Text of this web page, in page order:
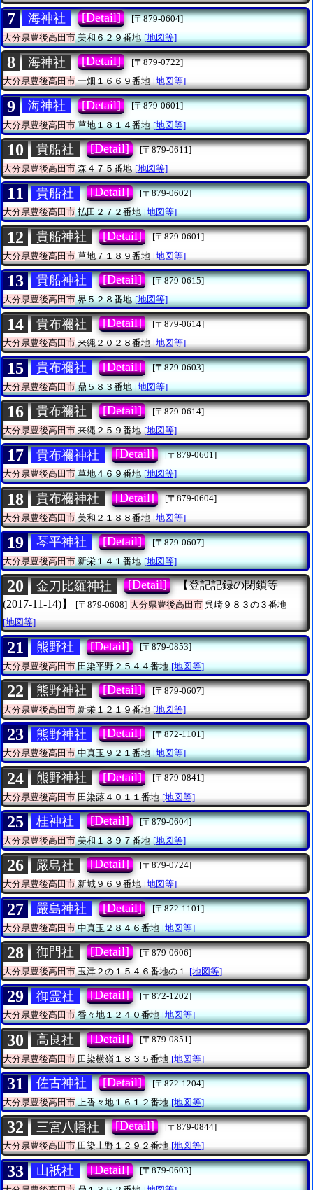
7 海神社 [Detail]
[〒879-0604]
大分県豊後高田市美和６２９番地 [地図等]
8 海神社 [Detail]
[〒879-0722]
大分県豊後高田市一畑１６６９番地 [地図等]
9 海神社 [Detail]
[〒879-0601]
大分県豊後高田市草地１８１４番地 [地図等]
10 貴船社 [Detail]
[〒879-0611]
大分県豊後高田市 森４７５番地 [地図等]
11 貴船社 [Detail]
[〒879-0602]
大分県豊後高田市払田２７２番地 [地図等]
12 貴船神社 [Detail]
[〒879-0601]
大分県豊後高田市 草地７１８９番地 [地図等]
13 貴船神社 [Detail]
[〒879-0615]
大分県豊後高田市界５２８番地 [地図等]
14 貴布禰社 [Detail]
[〒879-0614]
大分県豊後高田市来縄２０２８番地 [地図等]
15 貴布禰社 [Detail]
[〒879-0603]
大分県豊後高田市鼎５８３番地 [地図等]
16 貴布禰社 [Detail]
[〒879-0614]
大分県豊後高田市 来縄２５９番地 [地図等]
17 貴布禰神社 [Detail]
[〒879-0601]
大分県豊後高田市草地４６９番地 [地図等]
18 貴布禰神社 [Detail]
[〒879-0604]
大分県豊後高田市 美和２１８８番地 [地図等]
19 琴平神社 [Detail]
[〒879-0607]
大分県豊後高田市新栄１４１番地 [地図等]
20 金刀比羅神社 [Detail]
【登記記録の閉鎖等
(2017-11-14)】
[〒879-0608] 大分県豊後高田市 呉崎９８３の３番地
[地図等]
21 熊野社 [Detail]
[〒879-0853]
大分県豊後高田市田染平野２５４４番地 [地図等]
22 熊野神社 [Detail]
[〒879-0607]
大分県豊後高田市 新栄１２１９番地 [地図等]
23 熊野神社 [Detail]
[〒872-1101]
大分県豊後高田市中真玉９２１番地 [地図等]
24 熊野神社 [Detail]
[〒879-0841]
大分県豊後高田市 田染蕗４０１１番地 [地図等]
25 桂神社 [Detail]
[〒879-0604]
大分県豊後高田市美和１３９７番地 [地図等]
26 嚴島社 [Detail]
[〒879-0724]
大分県豊後高田市新城９６９番地 [地図等]
27 嚴島神社 [Detail]
[〒872-1101]
大分県豊後高田市中真玉２８４６番地 [地図等]
28 御門社 [Detail]
[〒879-0606]
大分県豊後高田市 玉津２の１５４６番地の１ [地図等]
29 御霊社 [Detail]
[〒872-1202]
大分県豊後高田市香々地１２４０番地 [地図等]
30 高良社 [Detail]
[〒879-0851]
大分県豊後高田市 田染横嶺１８３５番地 [地図等]
31 佐古神社 [Detail]
[〒872-1204]
大分県豊後高田市上香々地１６１２番地 [地図等]
32 三宮八幡社 [Detail]
[〒879-0844]
大分県豊後高田市田染上野１２９２番地 [地図等]
33 山祇社 [Detail]
[〒879-0603]